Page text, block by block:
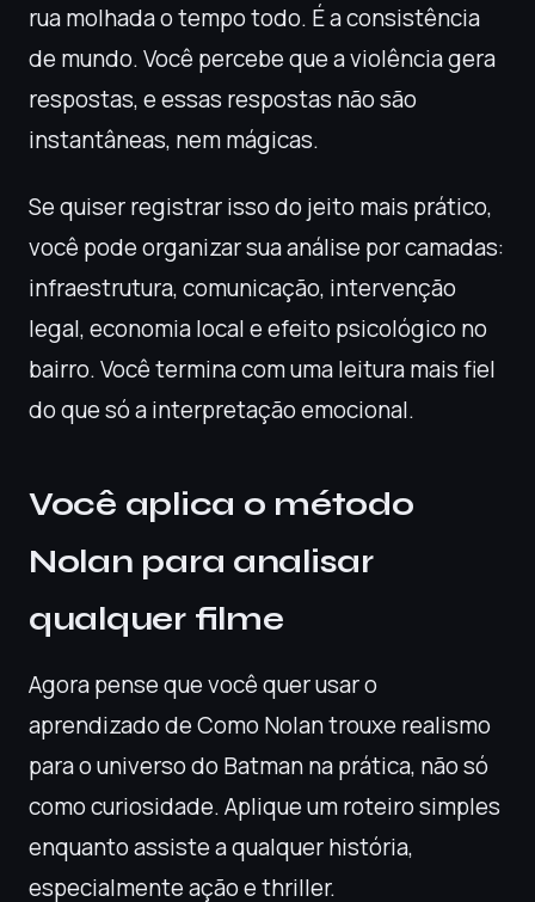
rua molhada o tempo todo. É a consistência
de mundo. Você percebe que a violência gera
respostas, e essas respostas não são
instantâneas, nem mágicas.
Se quiser registrar isso do jeito mais prático,
você pode organizar sua análise por camadas:
infraestrutura, comunicação, intervenção
legal, economia local e efeito psicológico no
bairro. Você termina com uma leitura mais fiel
do que só a interpretação emocional.
Você aplica o método
Nolan para analisar
qualquer filme
Agora pense que você quer usar o
aprendizado de Como Nolan trouxe realismo
para o universo do Batman na prática, não só
como curiosidade. Aplique um roteiro simples
enquanto assiste a qualquer história,
especialmente ação e thriller.